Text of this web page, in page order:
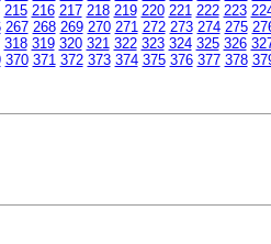
215 216 217 218 219 220 221 222 223
267 268 269 270 271 272 273 274 275
318 319 320 321 322 323 324 325 326
370 371 372 373 374 375 376 377 378